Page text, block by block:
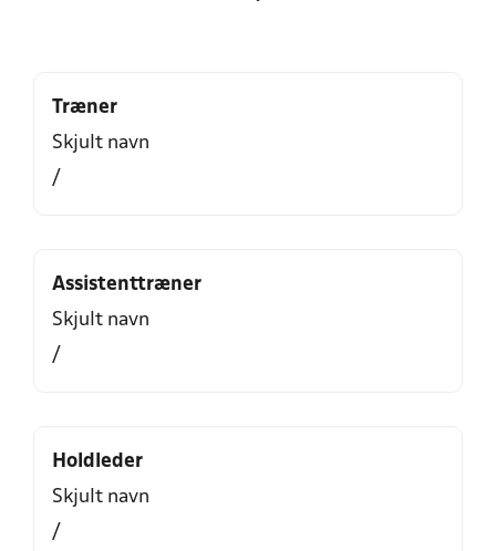
Træner
Skjult navn
/
Assistenttræner
Skjult navn
/
Holdleder
Skjult navn
/